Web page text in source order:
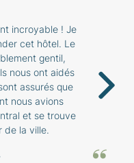
incroyable ! Je
cet hôtel. Le
gentil,
nous ont aidés
assurés que
nous avions
et se trouve
de la ville.